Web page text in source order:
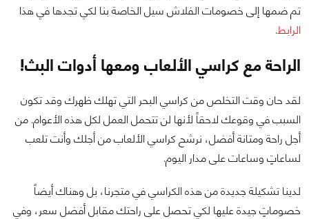
تم ضمها إلى خصومات الفلاش سيل الخاصة بنا لكي تجدها في هذا
الرابط.
الراحة مع كراسي الألعاب ومعها أدوات البث!
لقد حان وقت التخلص من كراسي البحر التي تهلك ظهرك وقد تكون
السبب في وقوعك لاحقاً لأنها لن تتحمل العمل لكل هذه الأعوام. من
أجل راحة ومتانة أفضل، نرشح كراسي الألعاب من أجلك وأنت تلعب
لساعاتٍ وساعات على مدار اليوم.
لدينا تشكيلة جديدة من هذه الكراسي في متجرنا، بل وهناك أيضاً
خصوماتٍ جيدة عليها لكي تحصل على راحتك مقابل أفضل سعر، وفي